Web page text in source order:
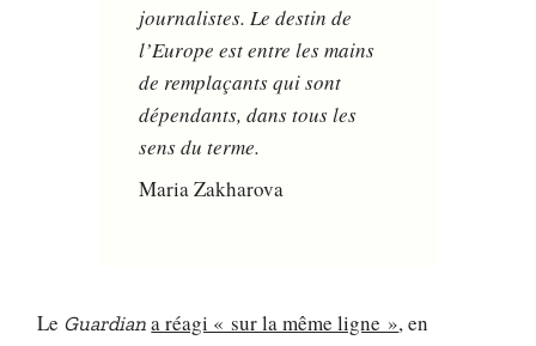
journalistes. Le destin de
l’Europe est entre les mains
de remplaçants qui sont
dépendants, dans tous les
sens du terme.
Maria Zakharova
Le Guardian a réagi « sur la même ligne », en